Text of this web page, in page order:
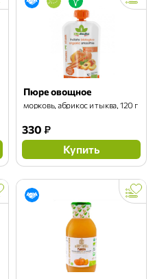
Пюре овощное
морковь, абрикос и тыква, 120 г
330 ₽
Купить